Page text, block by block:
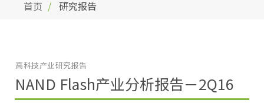
首页 研究报告
NAND Flash产业分析报告－2Q16
高科技产业研究报告